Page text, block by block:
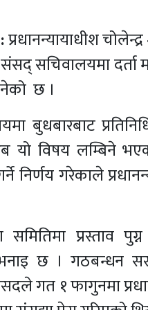
प्रधानन्यायाधीश
सचिवालयमा
छ ।
बुधबारबाट
यो विषय लम्बिने
निर्णय गरेकाले
समितिमा प्रस्ताव
छ । गठबन्धन
गत १ फागुनमा